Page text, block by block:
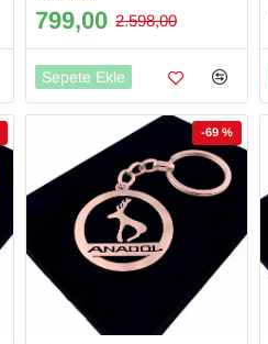
799,00 2.598,00
Sepete Ekle
-69 %